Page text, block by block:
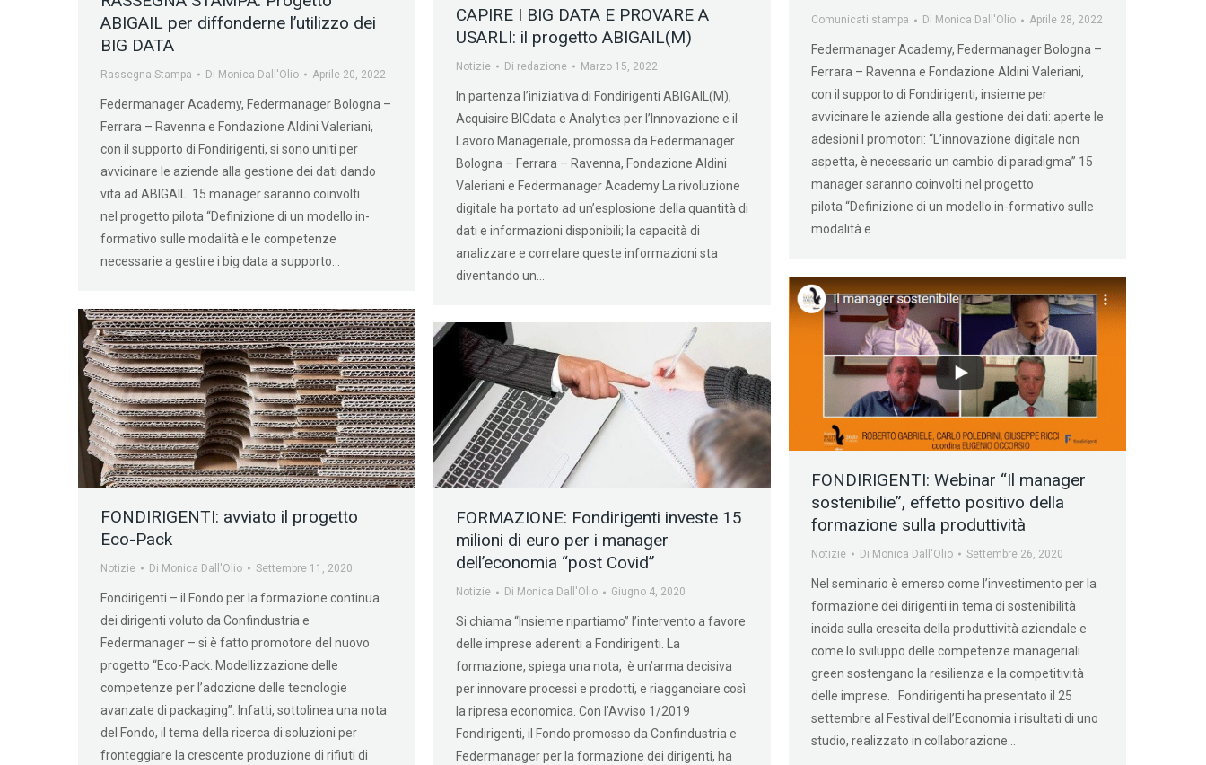
Comunicati stampa Di Monica Dall'Olio Aprile 28, 2022
Federmanager Academy, Federmanager Bologna –
Ferrara – Ravenna e Fondazione Aldini Valeriani,
con il supporto di Fondirigenti, insieme per
avvicinare le aziende alla gestione dei dati: aperte le
adesioni I promotori: “L’innovazione digitale non
aspetta, è necessario un cambio di paradigma” 15
manager saranno coinvolti nel progetto
pilota “Definizione di un modello in-formativo sulle
modalità e…
ABIGAIL per diffonderne l’utilizzo dei
BIG DATA
Rassegna Stampa Di Monica Dall'Olio Aprile 20, 2022
Federmanager Academy, Federmanager Bologna –
Ferrara – Ravenna e Fondazione Aldini Valeriani,
con il supporto di Fondirigenti, si sono uniti per
avvicinare le aziende alla gestione dei dati dando
vita ad ABIGAIL. 15 manager saranno coinvolti
nel progetto pilota “Definizione di un modello in-
formativo sulle modalità e le competenze
necessarie a gestire i big data a supporto…
CAPIRE I BIG DATA E PROVARE A
USARLI: il progetto ABIGAIL(M)
Notizie Di redazione Marzo 15, 2022
In partenza l’iniziativa di Fondirigenti ABIGAIL(M),
Acquisire BIGdata e Analytics per l’Innovazione e il
Lavoro Manageriale, promossa da Federmanager
Bologna – Ferrara – Ravenna, Fondazione Aldini
Valeriani e Federmanager Academy La rivoluzione
digitale ha portato ad un’esplosione della quantità di
dati e informazioni disponibili; la capacità di
analizzare e correlare queste informazioni sta
diventando un…
FONDIRIGENTI: Webinar “Il manager
sostenibilie”, effetto positivo della
formazione sulla produttività
Notizie Di Monica Dall'Olio Settembre 26, 2020
Nel seminario è emerso come l’investimento per la
formazione dei dirigenti in tema di sostenibilità
incida sulla crescita della produttività aziendale e
come lo sviluppo delle competenze manageriali
green sostengano la resilienza e la competitività
delle imprese. Fondirigenti ha presentato il 25
settembre al Festival dell’Economia i risultati di uno
studio, realizzato in collaborazione…
FONDIRIGENTI: avviato il progetto
Eco-Pack
Notizie Di Monica Dall'Olio Settembre 11, 2020
Fondirigenti – il Fondo per la formazione continua
dei dirigenti voluto da Confindustria e
Federmanager – si è fatto promotore del nuovo
progetto “Eco-Pack. Modellizzazione delle
competenze per l’adozione delle tecnologie
avanzate di packaging”. Infatti, sottolinea una nota
del Fondo, il tema della ricerca di soluzioni per
fronteggiare la crescente produzione di rifiuti di
FORMAZIONE: Fondirigenti investe 15
milioni di euro per i manager
dell’economia “post Covid”
Notizie Di Monica Dall'Olio Giugno 4, 2020
Si chiama “Insieme ripartiamo” l’intervento a favore
delle imprese aderenti a Fondirigenti. La
formazione, spiega una nota, è un’arma decisiva
per innovare processi e prodotti, e riagganciare così
la ripresa economica. Con l’Avviso 1/2019
Fondirigenti, il Fondo promosso da Confindustria e
Federmanager per la formazione dei dirigenti, ha